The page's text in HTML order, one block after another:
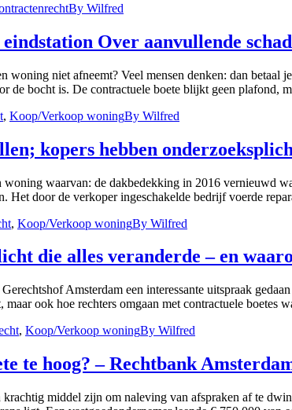
By Wilfred
Over aanvullende
woning niet afneemt? Veel mensen denken: dan
de bocht is. De contractuele boete blijkt geen plafond,
, Koop/Verkoop woningBy Wilfred
kopers hebben
waarvan: de dakbedekking in 2016 vernieuwd
Het door de verkoper ingeschakelde bedrijf voerde
, Koop/Verkoop woningBy Wilfred
die alles veranderde – en
Amsterdam een interessante uitspraak
ook hoe rechters omgaan met contractuele boetes
, Koop/Verkoop woningBy Wilfred
te hoog? – Rechtbank
krachtig middel zijn om naleving van afspraken af te